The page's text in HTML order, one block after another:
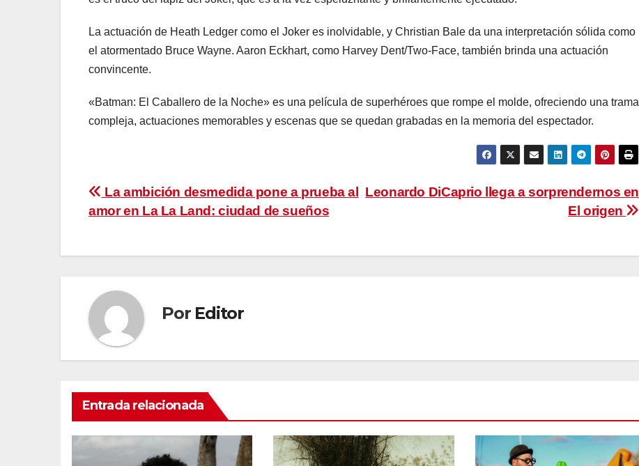
La actuación de Heath Ledger como el Joker es inolvidable, y Christian Bale da una interpretación sólida como
el atormentado Bruce Wayne. Aaron Eckhart, como Harvey Dent/Two-Face, también brinda una actuación
convincente.
«Batman: El Caballero de la Noche» es una película de superhéroes que rompe el molde, ofreciendo una trama
compleja, actuaciones memorables y escenas que se quedan grabadas en la memoria del espectador.
Navegación
de
entradas
Leonardo DiCaprio llega a sorprendernos en
El origen
La ambición desmedida pone a prueba al
amor en La La Land: ciudad de sueños
Por Editor
Entrada relacionada